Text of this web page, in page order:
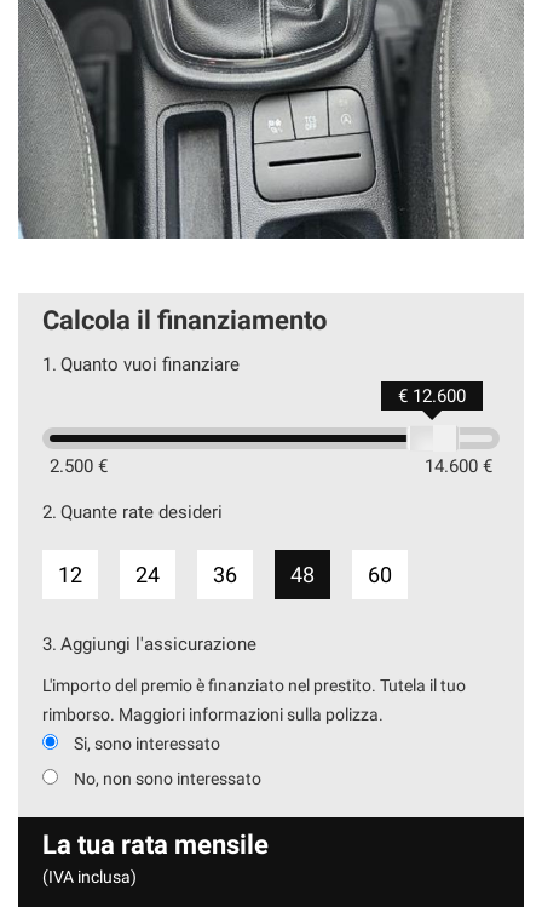
Calcola il finanziamento
1. Quanto vuoi finanziare
2.500 € 14.600 €
€ 12.600
2. Quante rate desideri
12 24 36 48 60
3. Aggiungi l'assicurazione
L'importo del premio è finanziato nel prestito. Tutela il tuo
rimborso. Maggiori informazioni sulla polizza.
Si, sono interessato
No, non sono interessato
La tua rata mensile
(IVA inclusa)